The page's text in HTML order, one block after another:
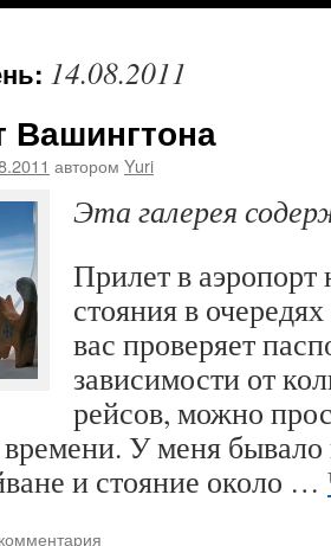
14.08.2011
Вашингтона
автором Yuri
Эта галерея
Прилет в аэропорт
стояния в
вас проверяет
зависимости от
рейсов, можно
У меня
и стояние около …